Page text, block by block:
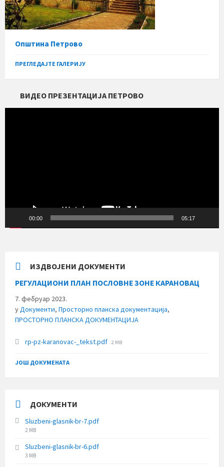
Општина Петрово
ПРЕГЛЕДАЈТЕ ГАЛЕРИЈУ
ВИДЕО ПРЕЗЕНТАЦИЈА ПЕТРОВО
00:00 05:17
ИЗДВОЈЕНИ ДОКУМЕНТИ
РЕГУЛАЦИОНИ ПЛАН ПОСЛОВНЕ ЗОНЕ КАРАНОВАЦ
7. фебруар 2023.
уДокументи, Просторно планска документација,
ПРОСТОРНО ПЛАНСКА ДОКУМЕНТАЦИЈА
rp-pz-karanovac-_tekst.pdf File
2 MB
ЈОШ ДОКУМЕНАТА
ДОКУМЕНТИ
Sluzbeni-glasnik-br-7.pdf
File
2 MB
Sluzbeni-glasnik-br-6.pdf
File
3 MB